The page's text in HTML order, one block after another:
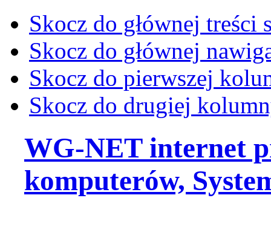
Skocz do głównej treści
Skocz do głównej
Skocz do pierwszej
Skocz do drugiej
WG-NET internet
komputerów,